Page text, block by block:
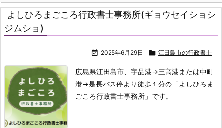
よしひろまごころ行政書士事務所(ギョウセイショシ
ジムショ)
 2025年6月29日  江田島市の行政書士
広島県江田島市、宇品港→三高港または中町
港→是長バス停より徒歩１分の「よしひろま
ごころ行政書士事務所」です。